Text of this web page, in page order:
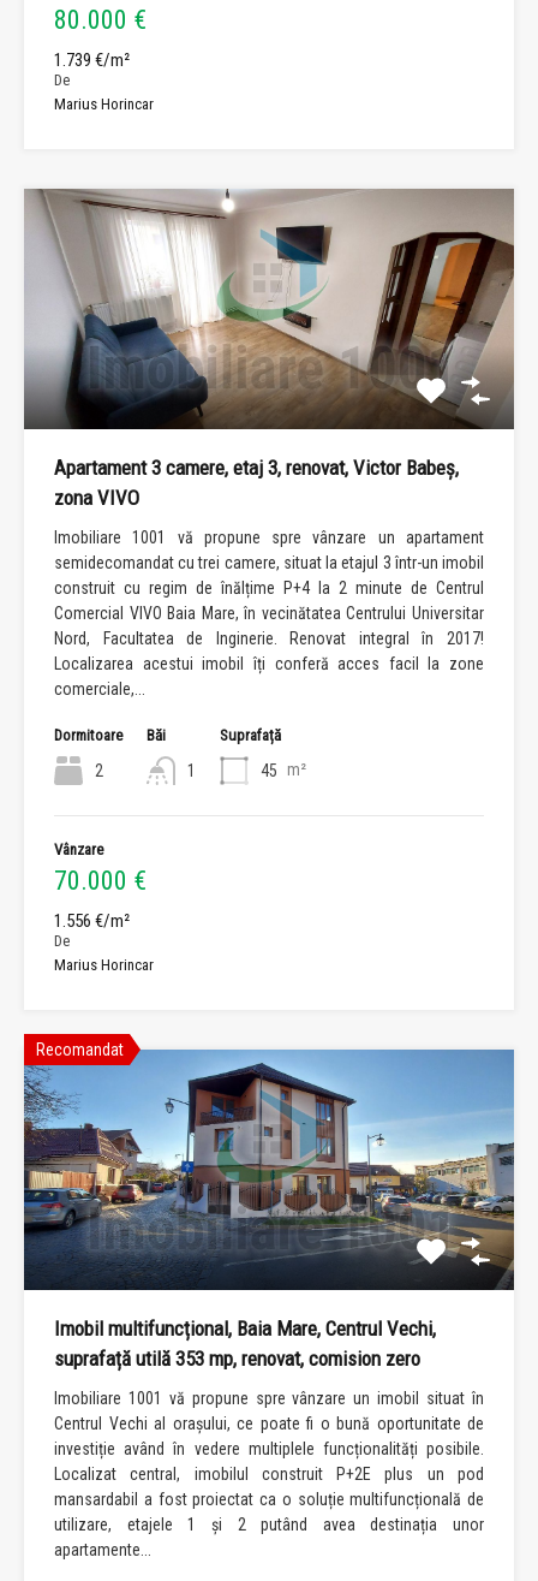
80.000 €
1.739 €/m²
De
Marius Horincar
Apartament 3 camere, etaj 3, renovat, Victor Babeș,
zona VIVO
Imobiliare 1001 vă propune spre vânzare un apartament
semidecomandat cu trei camere, situat la etajul 3 într-un imobil
construit cu regim de înălțime P+4 la 2 minute de Centrul
Comercial VIVO Baia Mare, în vecinătatea Centrului Universitar
Nord, Facultatea de Inginerie. Renovat integral în 2017!
Localizarea acestui imobil îți conferă acces facil la zone
comerciale,...
Dormitoare
2
Băi
1
Suprafață
45 m²
Vânzare
70.000 €
1.556 €/m²
De
Marius Horincar
Recomandat
Imobil multifuncțional, Baia Mare, Centrul Vechi,
suprafață utilă 353 mp, renovat, comision zero
Imobiliare 1001 vă propune spre vânzare un imobil situat în
Centrul Vechi al orașului, ce poate fi o bună oportunitate de
investiție având în vedere multiplele funcționalități posibile.
Localizat central, imobilul construit P+2E plus un pod
mansardabil a fost proiectat ca o soluție multifuncțională de
utilizare, etajele 1 și 2 putând avea destinația unor
apartamente...